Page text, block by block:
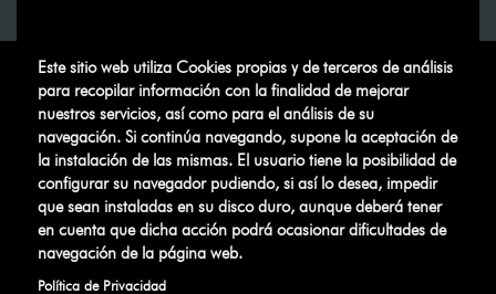
© .Todos los derechos
reservados
Este sitio web utiliza Cookies propias y de terceros de análisis
para recopilar información con la finalidad de mejorar
nuestros servicios, así como para el análisis de su
navegación. Si continúa navegando, supone la aceptación de
la instalación de las mismas. El usuario tiene la posibilidad de
configurar su navegador pudiendo, si así lo desea, impedir
que sean instaladas en su disco duro, aunque deberá tener
en cuenta que dicha acción podrá ocasionar dificultades de
navegación de la página web.
Política de Privacidad